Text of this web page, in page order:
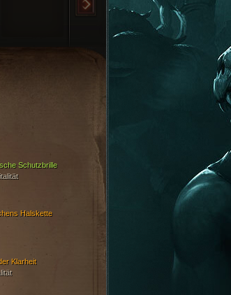
Schutzbrille
Klarheit
Halskette